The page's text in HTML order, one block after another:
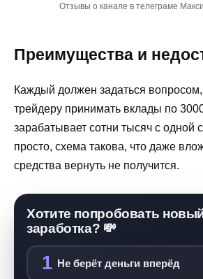
Отзывы о канале в телеграме
Преимущества и
Каждый должен задаться
трейдеру принимать вклады по
зарабатывает сотни тысяч с одной
просто, схема такова, что даже
средства вернуть не получится.
Хотите попробовать
заработка? 💸
1 Не берёт деньги вперёд